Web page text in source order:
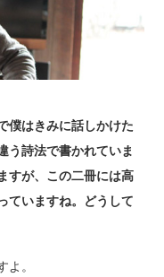
はきみに話しかけた
う詩法で書かれていま
すが、この二冊には高
ていますね。どうして
。